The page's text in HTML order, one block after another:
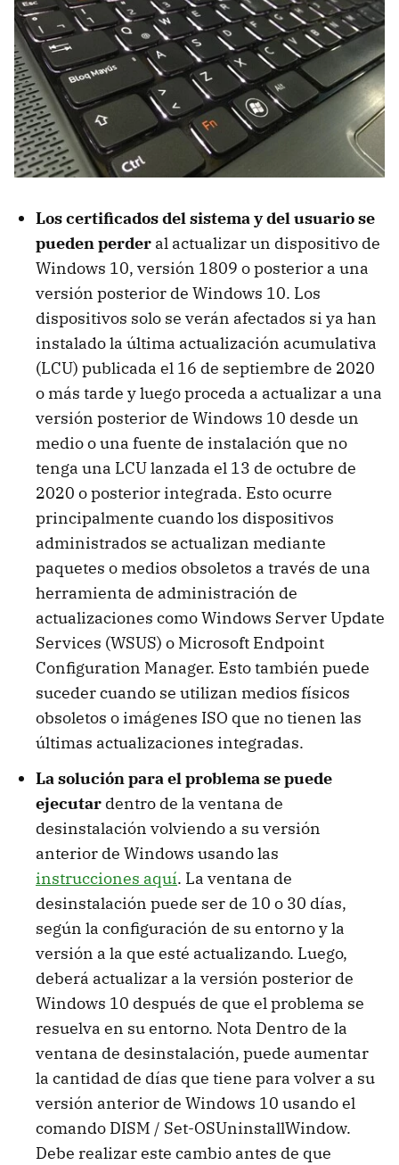
Los certificados del sistema y del usuario se
pueden perder al actualizar un dispositivo de
Windows 10, versión 1809 o posterior a una
versión posterior de Windows 10. Los
dispositivos solo se verán afectados si ya han
instalado la última actualización acumulativa
(LCU) publicada el 16 de septiembre de 2020
o más tarde y luego proceda a actualizar a una
versión posterior de Windows 10 desde un
medio o una fuente de instalación que no
tenga una LCU lanzada el 13 de octubre de
2020 o posterior integrada. Esto ocurre
principalmente cuando los dispositivos
administrados se actualizan mediante
paquetes o medios obsoletos a través de una
herramienta de administración de
actualizaciones como Windows Server Update
Services (WSUS) o Microsoft Endpoint
Configuration Manager. Esto también puede
suceder cuando se utilizan medios físicos
obsoletos o imágenes ISO que no tienen las
últimas actualizaciones integradas.
La solución para el problema se puede
ejecutar dentro de la ventana de
desinstalación volviendo a su versión
anterior de Windows usando las
instrucciones aquí. La ventana de
desinstalación puede ser de 10 o 30 días,
según la configuración de su entorno y la
versión a la que esté actualizando. Luego,
deberá actualizar a la versión posterior de
Windows 10 después de que el problema se
resuelva en su entorno. Nota Dentro de la
ventana de desinstalación, puede aumentar
la cantidad de días que tiene para volver a su
versión anterior de Windows 10 usando el
comando DISM / Set-OSUninstallWindow.
Debe realizar este cambio antes de que